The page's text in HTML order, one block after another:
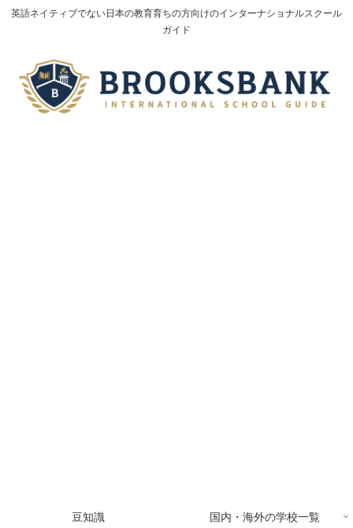
英語ネイティブでない日本の教育育ちの方向けのインターナショナルスクール
ガイド
豆知識 国内・海外の学校一覧